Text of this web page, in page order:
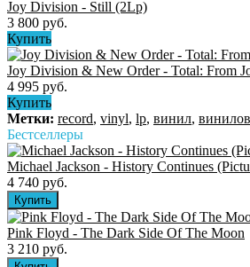
Joy Division - Still (2Lp)
3 800 руб.
Купить
Joy Division & New Order - Total: From
4 995 руб.
Купить
Метки: record, vinyl, lp, винил,
Бестселлеры
Michael Jackson - History Continues
4 740 руб.
Pink Floyd - The Dark Side Of The Moon
3 210 руб.